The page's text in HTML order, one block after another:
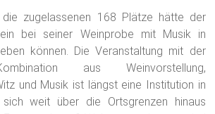
aus Weinvorstellung,
und Musik ist längst eine Institution in
weit über die Ortsgrenzen hinaus
gab es 8 Weine zu verkosten, drei
aus Wasserlos, einen aus Michelbach,
Hofkeller Würzburg und einen